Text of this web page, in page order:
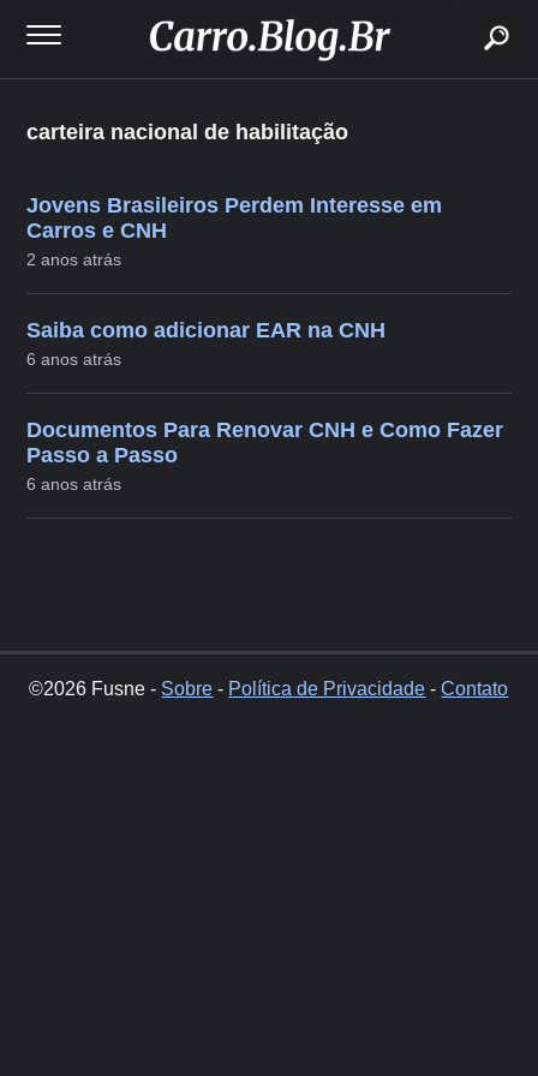
carteira nacional de habilitação
Jovens Brasileiros Perdem Interesse em
Carros e CNH
2 anos atrás
Saiba como adicionar EAR na CNH
6 anos atrás
Documentos Para Renovar CNH e Como Fazer
Passo a Passo
6 anos atrás
©2026 Fusne - Sobre - Política de Privacidade -Contato